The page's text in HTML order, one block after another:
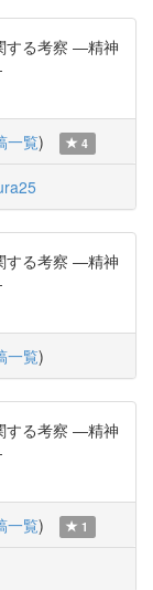
する考察 ―精神
一覧) 4
する考察 ―精神
一覧)
する考察 ―精神
一覧) 1